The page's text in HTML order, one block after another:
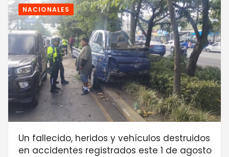
NACIONALES
Un fallecido, heridos y vehículos destruidos
en accidentes registrados este 1 de agosto